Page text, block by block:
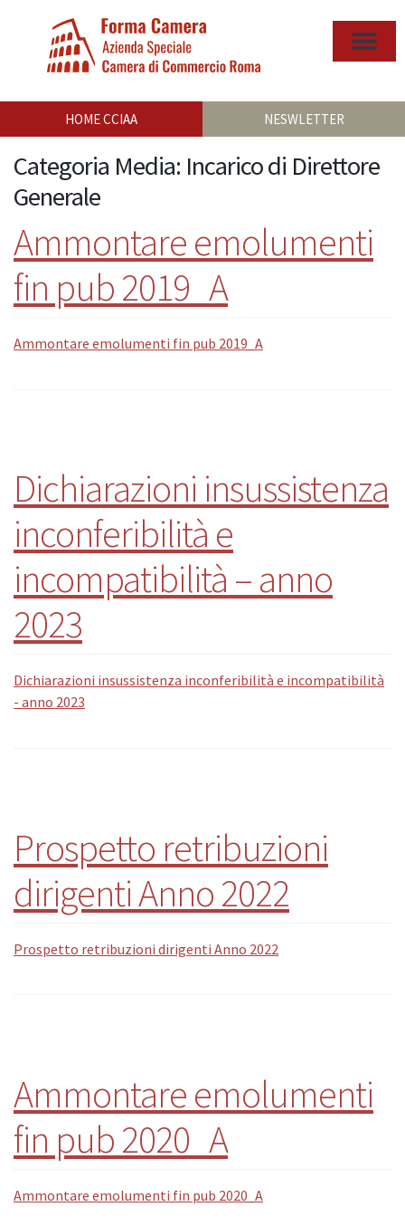
HOME CCIAA NESWLETTER
Categoria Media: Incarico di Direttore
Generale
Ammontare emolumenti
fin pub 2019_A
Ammontare emolumenti fin pub 2019_A
Dichiarazioni insussistenza
inconferibilità e
incompatibilità – anno
2023
Dichiarazioni insussistenza inconferibilità e incompatibilità
- anno 2023
Prospetto retribuzioni
dirigenti Anno 2022
Prospetto retribuzioni dirigenti Anno 2022
Ammontare emolumenti
fin pub 2020_A
Ammontare emolumenti fin pub 2020_A